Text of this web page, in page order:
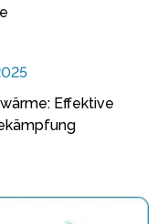
Effektive